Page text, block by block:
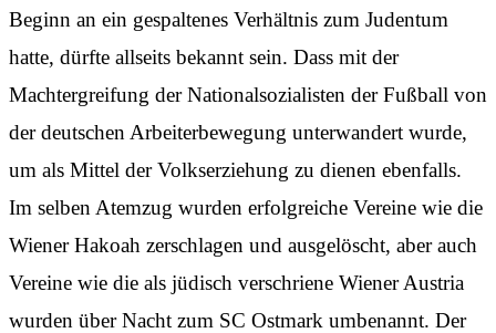
Beginn an ein gespaltenes Verhältnis zum Judentum
hatte, dürfte allseits bekannt sein. Dass mit der
Machtergreifung der Nationalsozialisten der Fußball von
der deutschen Arbeiterbewegung unterwandert wurde,
um als Mittel der Volkserziehung zu dienen ebenfalls.
Im selben Atemzug wurden erfolgreiche Vereine wie die
Wiener Hakoah zerschlagen und ausgelöscht, aber auch
Vereine wie die als jüdisch verschriene Wiener Austria
wurden über Nacht zum SC Ostmark umbenannt. Der